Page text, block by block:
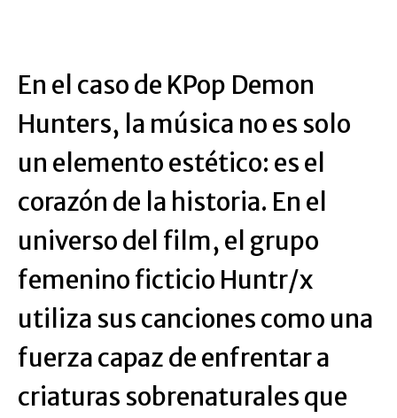
En el caso de KPop Demon
Hunters, la música no es solo
un elemento estético: es el
corazón de la historia. En el
universo del film, el grupo
femenino ficticio Huntr/x
utiliza sus canciones como una
fuerza capaz de enfrentar a
criaturas sobrenaturales que